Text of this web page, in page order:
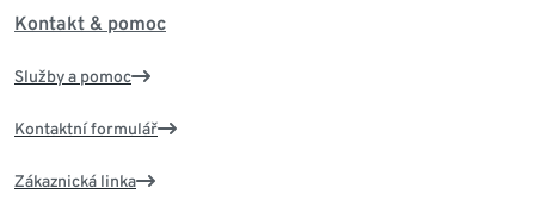
Kontakt & pomoc
Služby a pomoc
Kontaktní formulář
Zákaznická linka